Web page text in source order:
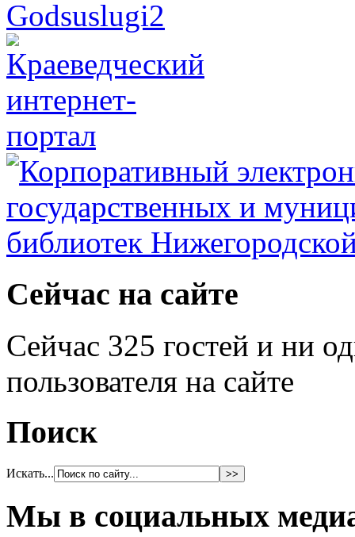
Сейчас на сайте
Сейчас 325 гостей и ни
пользователя на сайте
Поиск
Искать...
Мы в социальных